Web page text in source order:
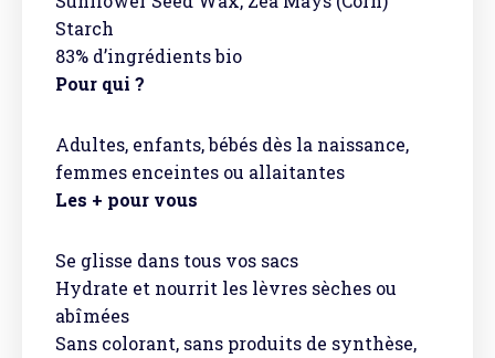
Starch
83% d’ingrédients bio
Pour qui ?
Adultes, enfants, bébés dès la naissance,
femmes enceintes ou allaitantes
Les + pour vous
Se glisse dans tous vos sacs
Hydrate et nourrit les lèvres sèches ou
abîmées
Sans colorant, sans produits de synthèse,